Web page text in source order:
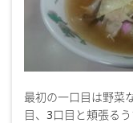
最初の一口目は野菜
目、3口目と頬張る